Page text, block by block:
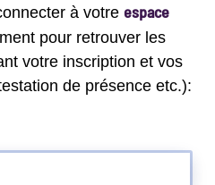
à votre espace
pour retrouver les
votre inscription et vos
de présence etc.):